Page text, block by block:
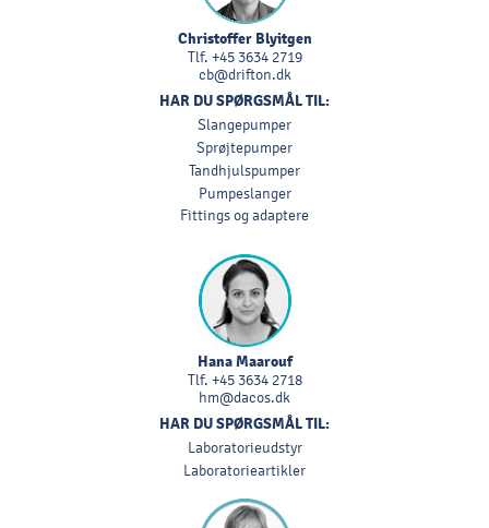
Christoffer Blyitgen
Tlf. +45 3634 2719
cb@drifton.dk
HAR DU SPØRGSMÅL TIL:
Slangepumper
Sprøjtepumper
Tandhjulspumper
Pumpeslanger
Fittings og adaptere
Hana Maarouf
Tlf. +45 3634 2718
hm@dacos.dk
HAR DU SPØRGSMÅL TIL:
Laboratorieudstyr
Laboratorieartikler